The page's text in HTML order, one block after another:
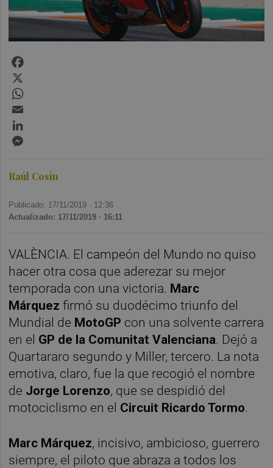
Raúl Cosín
Publicado: 17/11/2019 · 12:36
Actualizado: 17/11/2019 · 16:11
VALÈNCIA. El campeón del Mundo no quiso
hacer otra cosa que aderezar su mejor
temporada con una victoria. Marc
Márquezfirmó su duodécimo triunfo del
Mundial de MotoGP con una solvente carrera
en el GP de la Comunitat Valenciana. Dejó a
Quartararo segundo y Miller, tercero. La nota
emotiva, claro, fue la que recogió el nombre
de Jorge Lorenzo, que se despidió del
motociclismo en el Circuit Ricardo Tormo.
Marc Márquez, incisivo, ambicioso, guerrero
siempre, el piloto que abraza a todos los